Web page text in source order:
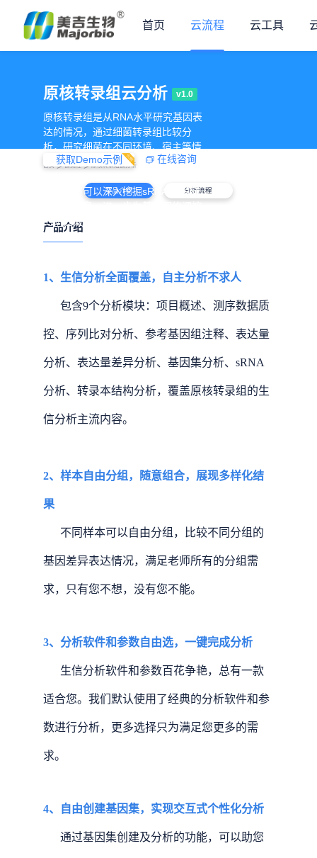
首页 云流程 云工具
原核转录组云分析 v1.0
原核转录组是从RNA水平研究基因表
达的情况，通过细菌转录组比较分
析，研究细菌在不同环境、宿主等情
况下的基因表达变化，从而阐述宿
制等。还可以深入挖掘sRNA和基因
的研究提供有力支持。
获取Demo示例 在线咨询
首页 > 云流程 > 原核转录组云分析
产品介绍 分析流程
产品介绍
1、生信分析全面覆盖，自主分析不求人
包含9个分析模块：项目概述、测序数据质
控、序列比对分析、参考基因组注释、表达量
分析、表达量差异分析、基因集分析、sRNA
分析、转录本结构分析，覆盖原核转录组的生
信分析主流内容。
2、样本自由分组，随意组合，展现多样化结
果
不同样本可以自由分组，比较不同分组的
基因差异表达情况，满足老师所有的分组需
求，只有您不想，没有您不能。
3、分析软件和参数自由选，一键完成分析
生信分析软件和参数百花争艳，总有一款
适合您。我们默认使用了经典的分析软件和参
数进行分析，更多选择只为满足您更多的需
求。
4、自由创建基因集，实现交互式个性化分析
通过基因集创建及分析的功能，可以助您